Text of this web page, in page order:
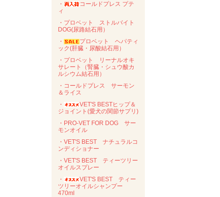
・
コールドプレス プテ
ィ
・プロベット ストルバイト
DOG(尿路結石用）
・
プロベット ヘパティ
ック(肝臓・尿酸結石用）
・プロベット リーナルオキ
サレート（腎臓・シュウ酸カ
ルシウム結石用）
・コールドプレス サーモン
＆ライス
・
VET'S BESTヒップ＆
ジョイント(愛犬の関節サプリ)
・PRO-VET FOR DOG サー
モンオイル
・VET'S BEST ナチュラルコ
ンディショナー
・VET'S BEST ティーツリー
オイルスプレー
・
VET'S BEST ティー
ツリーオイルシャンプー
470ml